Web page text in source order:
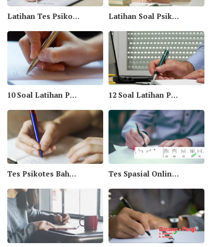
Latihan Tes Psikotes Word Meaning dalam Bahasa Inggris [Bag. 1) Latihan Soal Psikotes Aritmatika
10 Soal Latihan Psikotes Abstrak Online bag II 12 Soal Latihan Psikotes Numerik Online Part II
Tes Psikotes Bahasa Inggris Analogi Verbal Tes Spasial Online, Tes Kemampuan Spasial